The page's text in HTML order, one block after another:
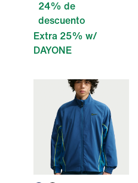
24% de
descuento
Extra 25% w/
DAYONE